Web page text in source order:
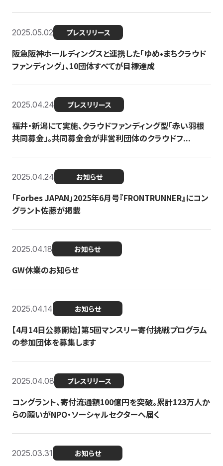
2025.05.02 プレスリリース
阪急阪神ホールディングスと連携した「ゆめ•まちクラウド
ファンディング」、10団体すべてが目標達成
2025.04.24 プレスリリース
福井・新潟にて実施、クラウドファンディング型「赤い羽根
共同募金」。共同募金会が非営利団体のクラウドフ...
2025.04.24 お知らせ
「Forbes JAPAN」2025年6月号『FRONTRUNNER』にコン
グラント佐藤が掲載
2025.04.18 お知らせ
GW休業のお知らせ
2025.04.14 お知らせ
【4月14日公募開始】第5回マンスリー寄付挑戦プログラム
の参加団体を募集します
2025.04.08 プレスリリース
コングラント、寄付流通額100億円を突破。累計123万人か
らの願いがNPO・ソーシャルセクターへ届く
2025.03.31 お知らせ